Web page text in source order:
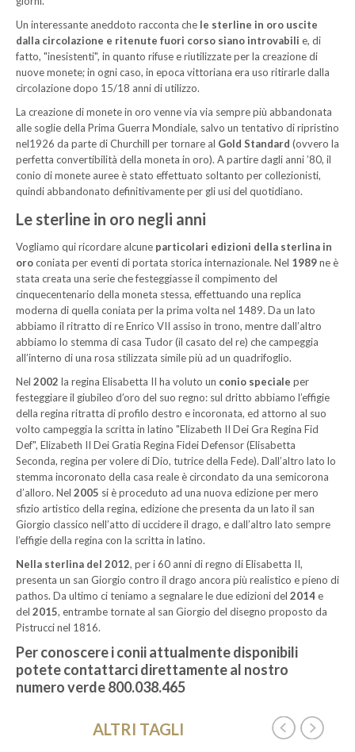
Un interessante aneddoto racconta che le sterline in oro uscite
dalla circolazione e ritenute fuori corso siano introvabili e, di
fatto, "inesistenti", in quanto rifuse e riutilizzate per la creazione di
nuove monete; in ogni caso, in epoca vittoriana era uso ritirarle dalla
circolazione dopo 15/18 anni di utilizzo.
La creazione di monete in oro venne via via sempre più abbandonata
alle soglie della Prima Guerra Mondiale, salvo un tentativo di ripristino
nel1926 da parte di Churchill per tornare al Gold Standard (ovvero la
perfetta convertibilità della moneta in oro). A partire dagli anni ’80, il
conio di monete auree è stato effettuato soltanto per collezionisti,
quindi abbandonato definitivamente per gli usi del quotidiano.
Le sterline in oro negli anni
Vogliamo qui ricordare alcune particolari edizioni della sterlina in
oroconiata per eventi di portata storica internazionale. Nel 1989ne è
stata creata una serie che festeggiasse il compimento del
cinquecentenario della moneta stessa, effettuando una replica
moderna di quella coniata per la prima volta nel 1489. Da un lato
abbiamo il ritratto di re Enrico VII assiso in trono, mentre dall’altro
abbiamo lo stemma di casa Tudor (il casato del re) che campeggia
all’interno di una rosa stilizzata simile più ad un quadrifoglio.
Nel 2002 la regina Elisabetta II ha voluto un conio speciale per
festeggiare il giubileo d’oro del suo regno: sul dritto abbiamo l’effigie
della regina ritratta di profilo destro e incoronata, ed attorno al suo
volto campeggia la scritta in latino "Elizabeth II Dei Gra Regina Fid
Def", Elizabeth II Dei Gratia Regina Fidei Defensor (Elisabetta
Seconda, regina per volere di Dio, tutrice della Fede). Dall’altro lato lo
stemma incoronato della casa reale è circondato da una semicorona
d’alloro. Nel 2005 si è proceduto ad una nuova edizione per mero
sfizio artistico della regina, edizione che presenta da un lato il san
Giorgio classico nell’atto di uccidere il drago, e dall’altro lato sempre
l’effigie della regina con la scritta in latino.
Nella sterlina del 2012, per i 60 anni di regno di Elisabetta II,
presenta un san Giorgio contro il drago ancora più realistico e pieno di
pathos. Da ultimo ci teniamo a segnalare le due edizioni del 2014e
del 2015, entrambe tornate al san Giorgio del disegno proposto da
Pistrucci nel 1816.
Per conoscere i conii attualmente disponibili
potete contattarci direttamente al nostro
numero verde 800.038.465
ALTRI TAGLI